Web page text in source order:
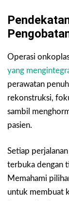
Operasi
yang
perawatan
rekonstruksi,
sambil
pasien.
Setiap
terbuka dengan
Memahami
untuk membuat